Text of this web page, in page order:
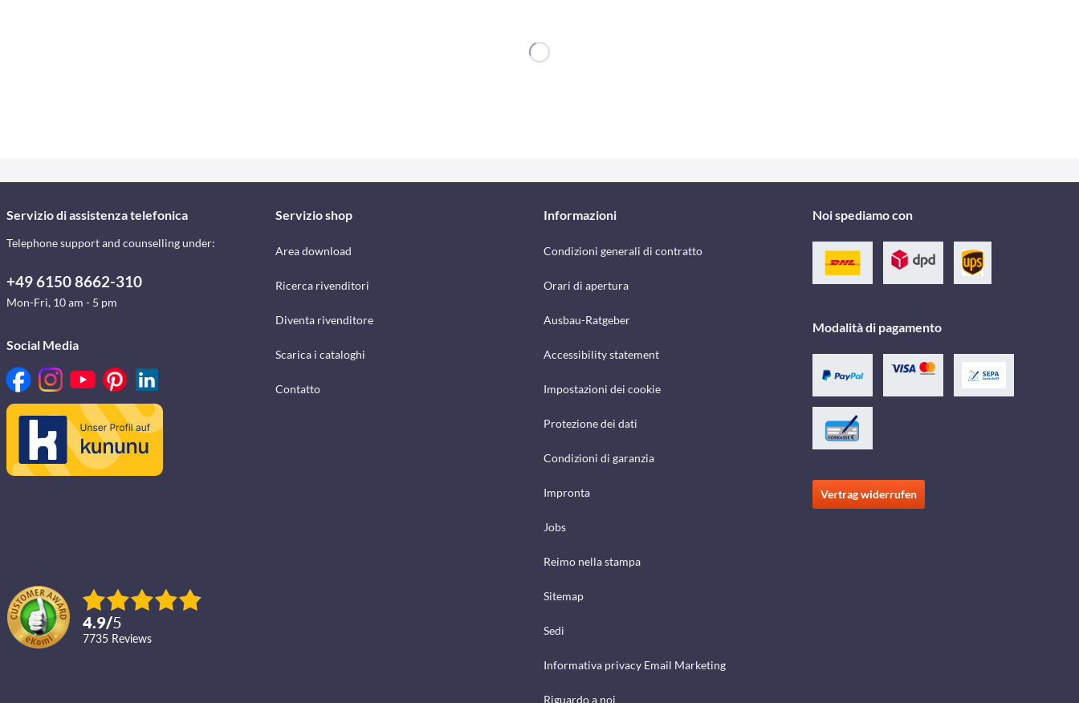
Servizio di assistenza telefonica
Telephone support and counselling under:
+49 6150 8662-310
Mon-Fri, 10 am - 5 pm
Social Media
4.9/5
7735 reviews
Servizio shop
Area download
Ricerca rivenditori
Diventa rivenditore
Scarica i cataloghi
Contatto
Informazioni
Condizioni generali di contratto
Orari di apertura
Ausbau-Ratgeber
Accessibility statement
Impostazioni dei cookie
Protezione dei dati
Condizioni di garanzia
Impronta
Jobs
Reimo nella stampa
Sitemap
Sedi
Informativa privacy Email Marketing
Riguardo a noi
Noi spediamo con
Modalità di pagamento
Vertrag widerrufen